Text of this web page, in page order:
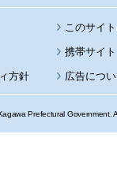
このサイ
携帯サイト
方針 広告につ
Prefectural Government.